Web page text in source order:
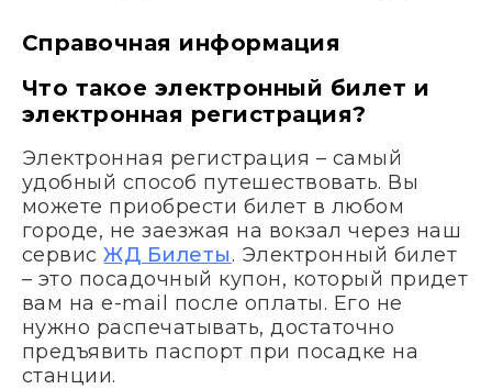
Справочная информация
Что такое электронный билет и
электронная регистрация?
Электронная регистрация – самый
удобный способ путешествовать. Вы
можете приобрести билет в любом
городе, не заезжая на вокзал через наш
сервисЖД Билеты. Электронный билет
– это посадочный купон, который придет
вам на e-mail после оплаты. Его не
нужно распечатывать, достаточно
предъявить паспорт при посадке на
станции.